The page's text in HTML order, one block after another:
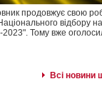
продовжує свою
відбору на
Тому вже
Всі новини